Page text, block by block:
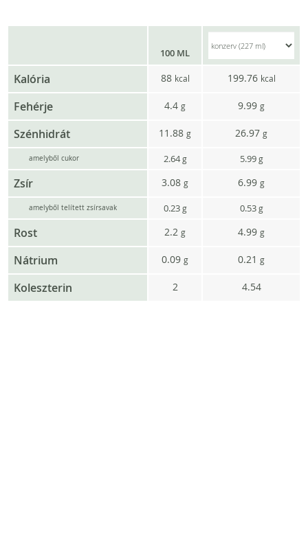
100 ML
Kalória 88 kcal 199.76 kcal
Fehérje 4.4 g 9.99 g
Szénhidrát 11.88 g 26.97 g
amelyből cukor 2.64g 5.99 g
Zsír 3.08 g 6.99 g
amelyből telített zsírsavak 0.23g 0.53 g
Rost 2.2 g 4.99 g
Nátrium 0.09 g 0.21 g
Koleszterin 2 4.54